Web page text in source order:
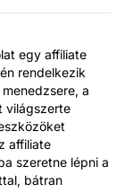
egy affiliate
rendelkezik
a
világszerte
affiliate
szeretne lépni a
bátran